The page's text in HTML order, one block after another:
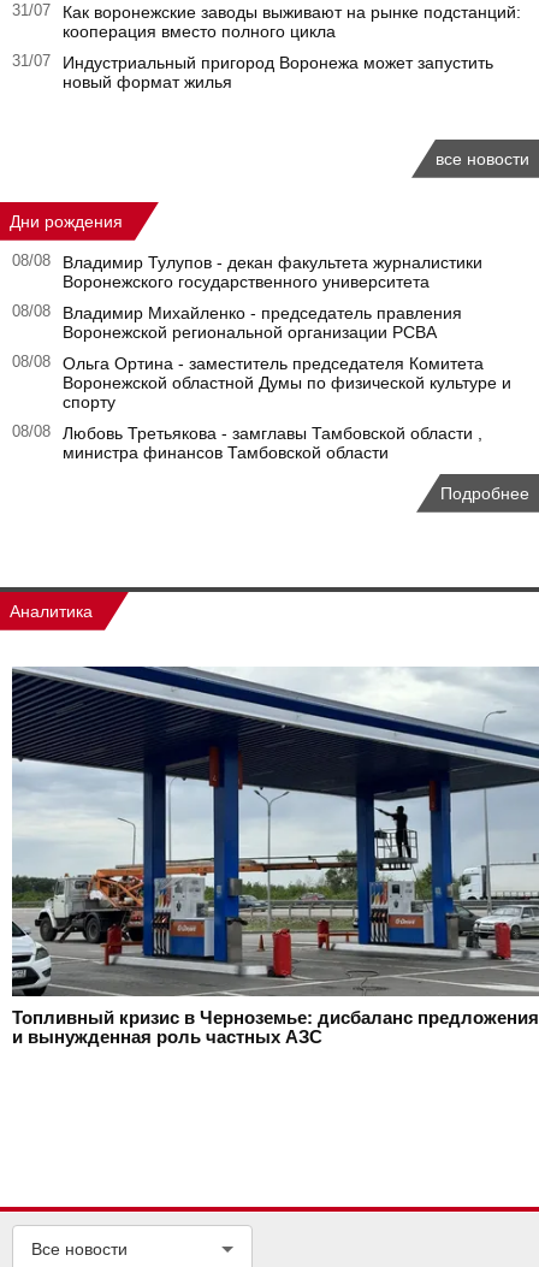
31/07
Как воронежские заводы выживают на рынке подстанций:
кооперация вместо полного цикла
31/07
Индустриальный пригород Воронежа может запустить
новый формат жилья
все новости
Дни рождения
08/08
Владимир Тулупов - декан факультета журналистики
Воронежского государственного университета
08/08
Владимир Михайленко - председатель правления
Воронежской региональной организации РСВА
08/08
Ольга Ортина - заместитель председателя Комитета
Воронежской областной Думы по физической культуре и
спорту
08/08
Любовь Третьякова - замглавы Тамбовской области ,
министра финансов Тамбовской области
Подробнее
Аналитика
Топливный кризис в Черноземье: дисбаланс предложения
и вынужденная роль частных АЗС
Все новости